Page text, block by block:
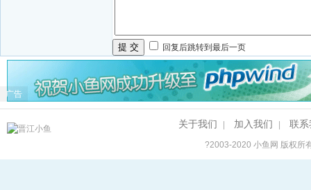
提 交 回复后跳转到最后一页
广告
关于我们 加入我们 联系
?2003-2020小鱼网 版权所